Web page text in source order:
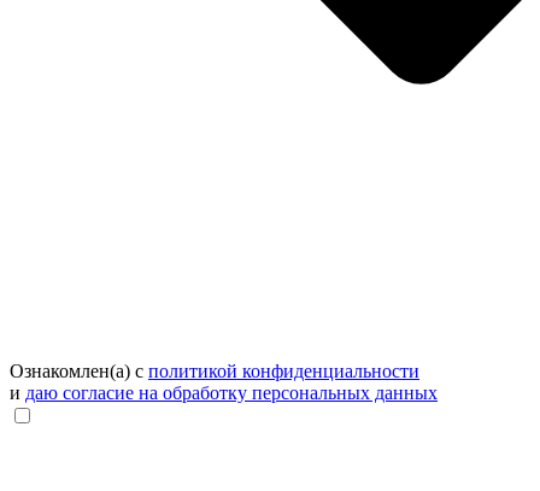
Ознакомлен(а) с политикой конфиденциальности
и даю согласие на обработку персональных данных